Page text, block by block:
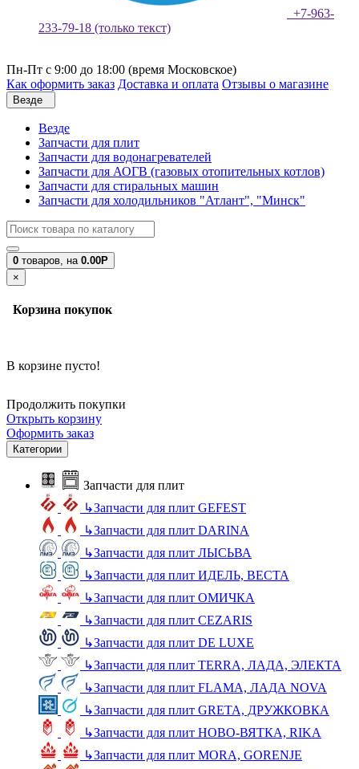
+7-963-
233-79-18 (только текст)
Пн-Пт с 9:00 до 18:00 (время Московское)
Как оформить заказ Доставка и оплата Отзывы о магазине
Везде
Везде
Запчасти для плит
Запчасти для водонагревателей
Запчасти для АОГВ (газовых отопительных котлов)
Запчасти для стиральных машин
Запчасти для холодильников "Атлант", "Минск"
0 товаров, на 0.00Р
×
Корзина покупок
В корзине пусто!
Продолжить покупки
Открыть корзину
Оформить заказ
Категории
Запчасти для плит
↳Запчасти для плит GEFEST
↳Запчасти для плит DARINA
↳Запчасти для плит ЛЫСЬВА
↳Запчасти для плит ИДЕЛЬ, ВЕСТА
↳Запчасти для плит ОМИЧКА
↳Запчасти для плит CEZARIS
↳Запчасти для плит DE LUXE
↳Запчасти для плит TERRA, ЛАДА, ЭЛЕКТА
↳Запчасти для плит FLAMA, ЛАДА NOVA
↳Запчасти для плит GRETA, ДРУЖКОВКА
↳Запчасти для плит НОВО-ВЯТКА, RIKA
↳Запчасти для плит MORA, GORENJE